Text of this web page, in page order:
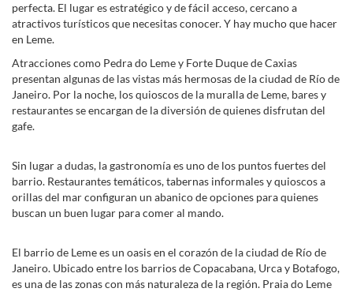
perfecta. El lugar es estratégico y de fácil acceso, cercano a
atractivos turísticos que necesitas conocer. Y hay mucho que hacer
en Leme.
Atracciones como Pedra do Leme y Forte Duque de Caxias
presentan algunas de las vistas más hermosas de la ciudad de Río de
Janeiro. Por la noche, los quioscos de la muralla de Leme, bares y
restaurantes se encargan de la diversión de quienes disfrutan del
gafe.
Sin lugar a dudas, la gastronomía es uno de los puntos fuertes del
barrio. Restaurantes temáticos, tabernas informales y quioscos a
orillas del mar configuran un abanico de opciones para quienes
buscan un buen lugar para comer al mando.
El barrio de Leme es un oasis en el corazón de la ciudad de Río de
Janeiro. Ubicado entre los barrios de Copacabana, Urca y Botafogo,
es una de las zonas con más naturaleza de la región. Praia do Leme